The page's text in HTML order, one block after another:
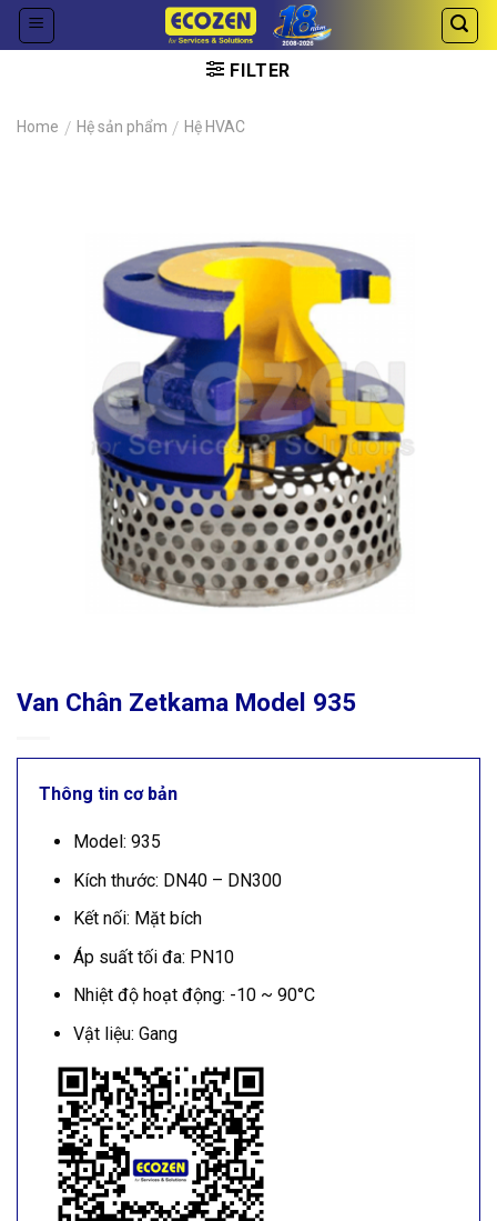
Skip
FILTER
Home / Hệ sản phẩm / Hệ HVAC
Van Chân Zetkama Model 935
Thông tin cơ bản
Model: 935
Kích thước: DN40 – DN300
Kết nối: Mặt bích
Áp suất tối đa: PN10
Nhiệt độ hoạt động: -10 ~ 90°C
Vật liệu: Gang